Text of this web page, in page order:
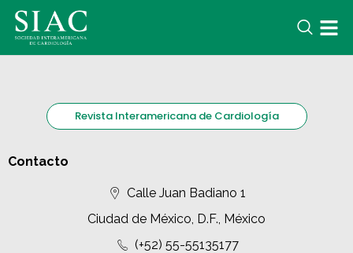
Revista Interamericana de Cardiología
Contacto
Calle Juan Badiano 1
Ciudad de México, D.F., México
(+52) 55-55135177